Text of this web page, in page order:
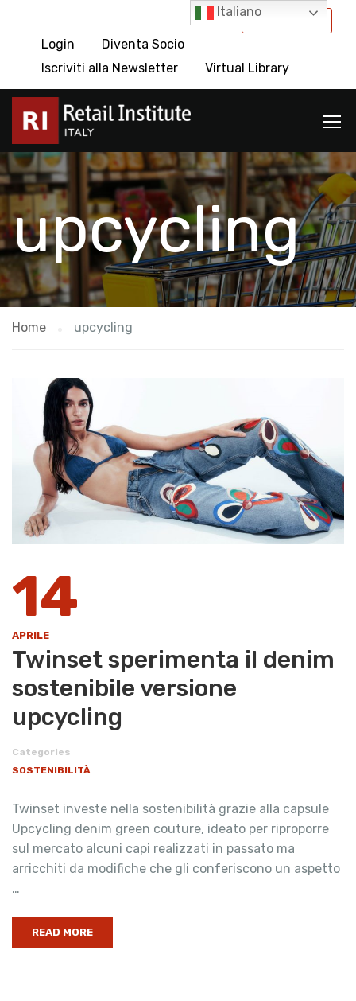
International
Login
Diventa Socio
Iscriviti alla Newsletter
Virtual Library
upcycling
Home upcycling
14
APRILE
Twinset sperimenta il denim
sostenibile versione
upcycling
Categories
SOSTENIBILITÀ
Twinset investe nella sostenibilità grazie alla capsule
Upcycling denim green couture, ideato per riproporre
sul mercato alcuni capi realizzati in passato ma
arricchiti da modifiche che gli conferiscono un aspetto
…
READ MORE
Italiano